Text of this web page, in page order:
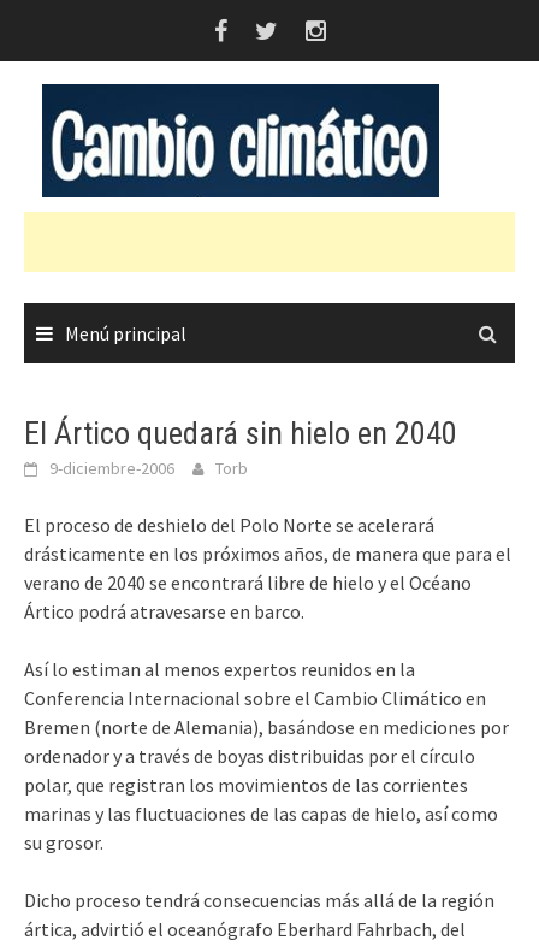
Menú principal
El Ártico quedará sin hielo en 2040
9-diciembre-2006 Torb
El proceso de deshielo del Polo Norte se acelerará
drásticamente en los próximos años, de manera que para el
verano de 2040 se encontrará libre de hielo y el Océano
Ártico podrá atravesarse en barco.
Así lo estiman al menos expertos reunidos en la
Conferencia Internacional sobre el Cambio Climático en
Bremen (norte de Alemania), basándose en mediciones por
ordenador y a través de boyas distribuidas por el círculo
polar, que registran los movimientos de las corrientes
marinas y las fluctuaciones de las capas de hielo, así como
su grosor.
Dicho proceso tendrá consecuencias más allá de la región
ártica, advirtió el oceanógrafo Eberhard Fahrbach, del